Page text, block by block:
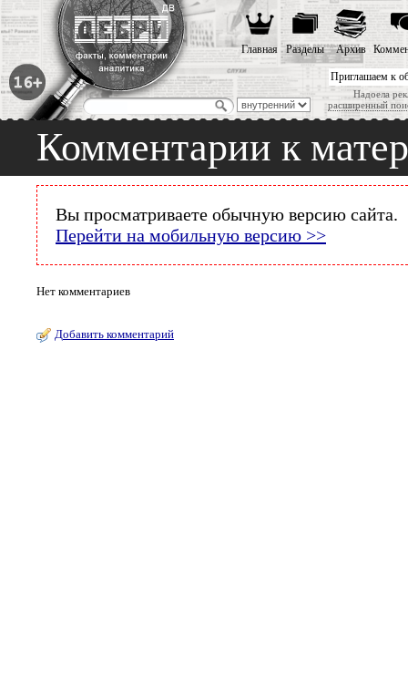
Приглашаем к
Надоела
расширенный
Главная Разделы Архив
Комментарии к
Вы просматриваете обычную версию сайта.
Перейти на мобильную версию >>
Нет комментариев
Добавить комментарий